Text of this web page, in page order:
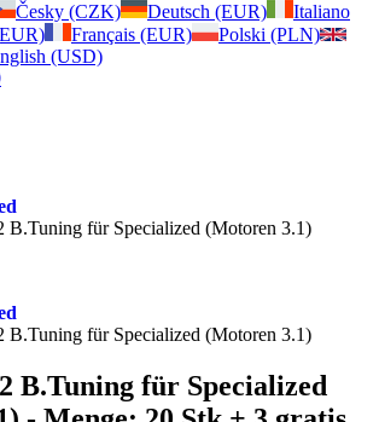
Česky (CZK) Deutsch (EUR)
Italiano
Français (EUR)
Polski (PLN)
(USD)
B.Tuning für Specialized (Motoren 3.1)
B.Tuning für Specialized (Motoren 3.1)
B.Tuning für Specialized